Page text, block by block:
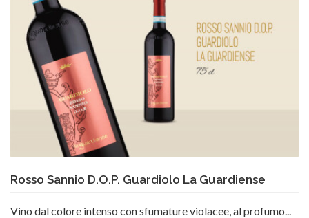
Rosso Sannio D.O.P. Guardiolo La Guardiense
Vino dal colore intenso con sfumature violacee, al profumo...